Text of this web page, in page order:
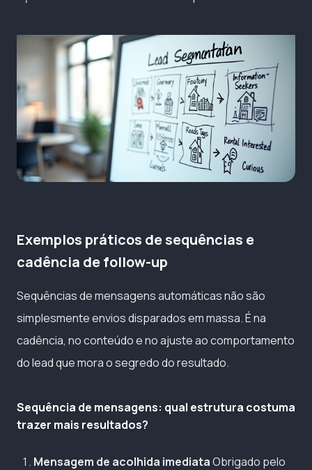
Exemplos práticos de sequências e
cadência de follow-up
Sequências de mensagens automáticas não são
simplesmente envios disparados em massa. É na
cadência, no conteúdo e no ajuste ao comportamento
do lead que mora o segredo do resultado.
Sequência de mensagens: qual estrutura costuma
trazer mais resultados?
Mensagem de acolhida imediataObrigado pelo